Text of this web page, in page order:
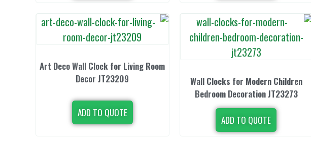
Wall Clocks for Modern Children
Bedroom Decoration JT23273
ADD TO QUOTE
Art Deco Wall Clock for Living Room
Decor JT23209
ADD TO QUOTE